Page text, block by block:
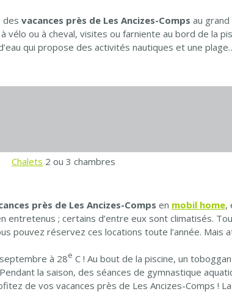
des vacances près de Les Ancizes-Comps au
vélo ou à cheval, visites ou farniente au bord de la
qui propose des activités nautiques et une
Chalets 2 ou 3 chambres
près de Les Ancizes-Comps en mobil home,
entretenus ; certains d’entre eux sont climatisés.
pouvez réservez ces locations toute l’année. Mais
à 28e C ! Au bout de la piscine, un
la saison, des séances de gymnastique
de vos vacances près de Les Ancizes-Comps !